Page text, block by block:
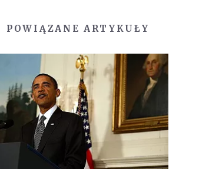
POWIĄZANE ARTYKUŁY